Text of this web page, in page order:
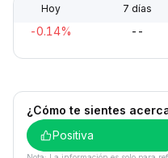
Hoy 7 días
-0.14% --
¿Cómo te sientes
Positiva